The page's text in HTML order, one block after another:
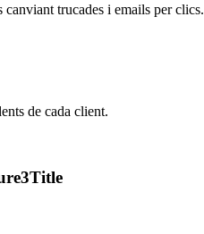
trucades i emails per clics.
de cada client.